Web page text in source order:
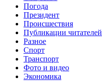
Погода
Президент
Происшествия
Публикации читателей
Разное
Спорт
Транспорт
Фото и видео
Экономика